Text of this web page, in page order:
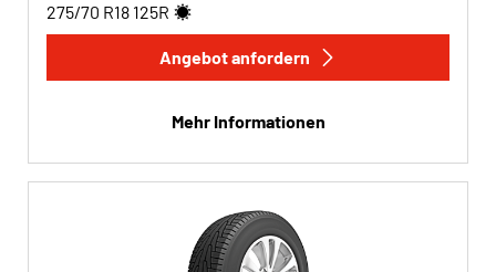
275/70 R18 125R
Angebot anfordern
Mehr Informationen